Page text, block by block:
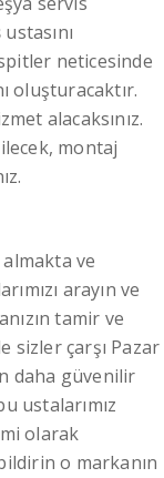
ustasını
neticesinde
oluşturacaktır.
alacaksınız.
montaj
ve
arayın ve
tamir ve
sizler çarşı Pazar
daha güvenilir
ustalarımız
olarak
o markanın